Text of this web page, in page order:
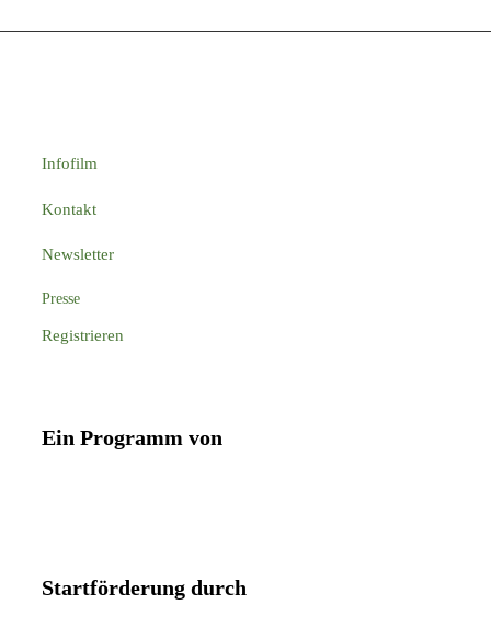
Infofilm
Kontakt
Newsletter
Presse
Registrieren
Ein Programm von
Startförderung durch